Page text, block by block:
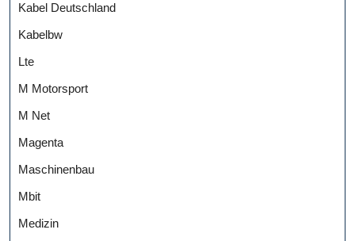
Kabel Deutschland
Kabelbw
Lte
M Motorsport
M Net
Magenta
Maschinenbau
Mbit
Medizin